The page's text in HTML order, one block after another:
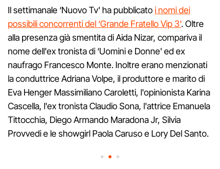
Il settimanale ‘Nuovo Tv' ha pubblicatoi nomi dei
possibili concorrenti del ‘Grande Fratello Vip 3'. Oltre
alla presenza già smentita di Aida Nizar, compariva il
nome dell'ex tronista di ‘Uomini e Donne' ed ex
naufrago Francesco Monte. Inoltre erano menzionati
la conduttrice Adriana Volpe, il produttore e marito di
Eva Henger Massimiliano Caroletti, l'opinionista Karina
Cascella, l'ex tronista Claudio Sona, l'attrice Emanuela
Tittocchia, Diego Armando Maradona Jr, Silvia
Provvedi e le showgirl Paola Caruso e Lory Del Santo.